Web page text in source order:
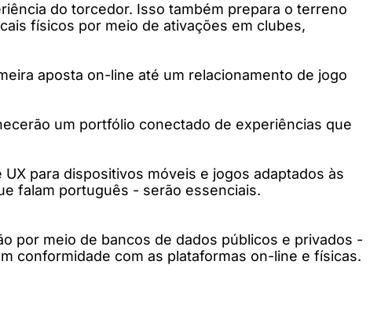
do torcedor. Isso também prepara o terreno
físicos por meio de ativações em clubes,
aposta on-line até um relacionamento de jogo
um portfólio conectado de experiências que
para dispositivos móveis e jogos adaptados às
falam português - serão essenciais.
por meio de bancos de dados públicos e privados -
conformidade com as plataformas on-line e físicas.